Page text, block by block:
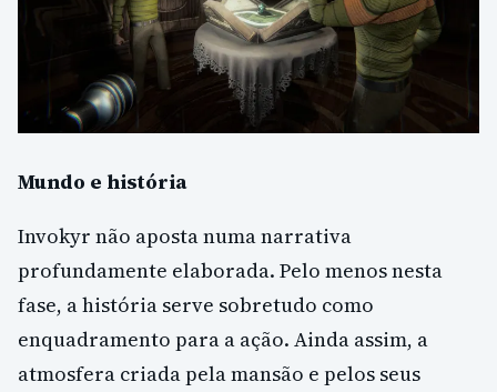
Mundo e história
Invokyr não aposta numa narrativa
profundamente elaborada. Pelo menos nesta
fase, a história serve sobretudo como
enquadramento para a ação. Ainda assim, a
atmosfera criada pela mansão e pelos seus